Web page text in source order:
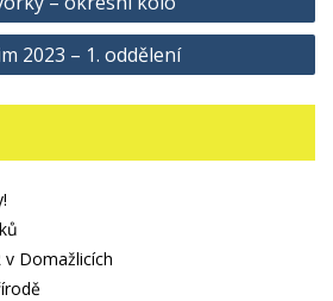
2023 – 1. oddělení
v Domažlicích